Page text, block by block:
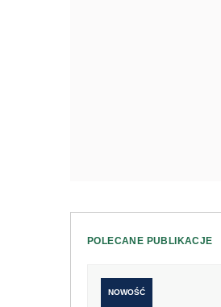
POLECANE PUBLIKACJE
NOWOŚĆ